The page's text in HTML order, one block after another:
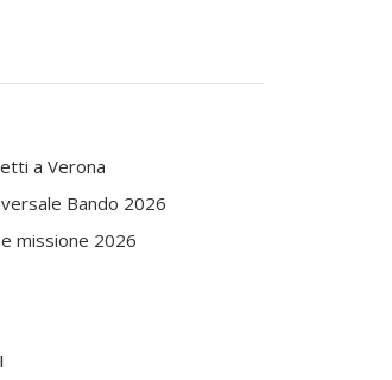
a Verona
Bando 2026
missione 2026